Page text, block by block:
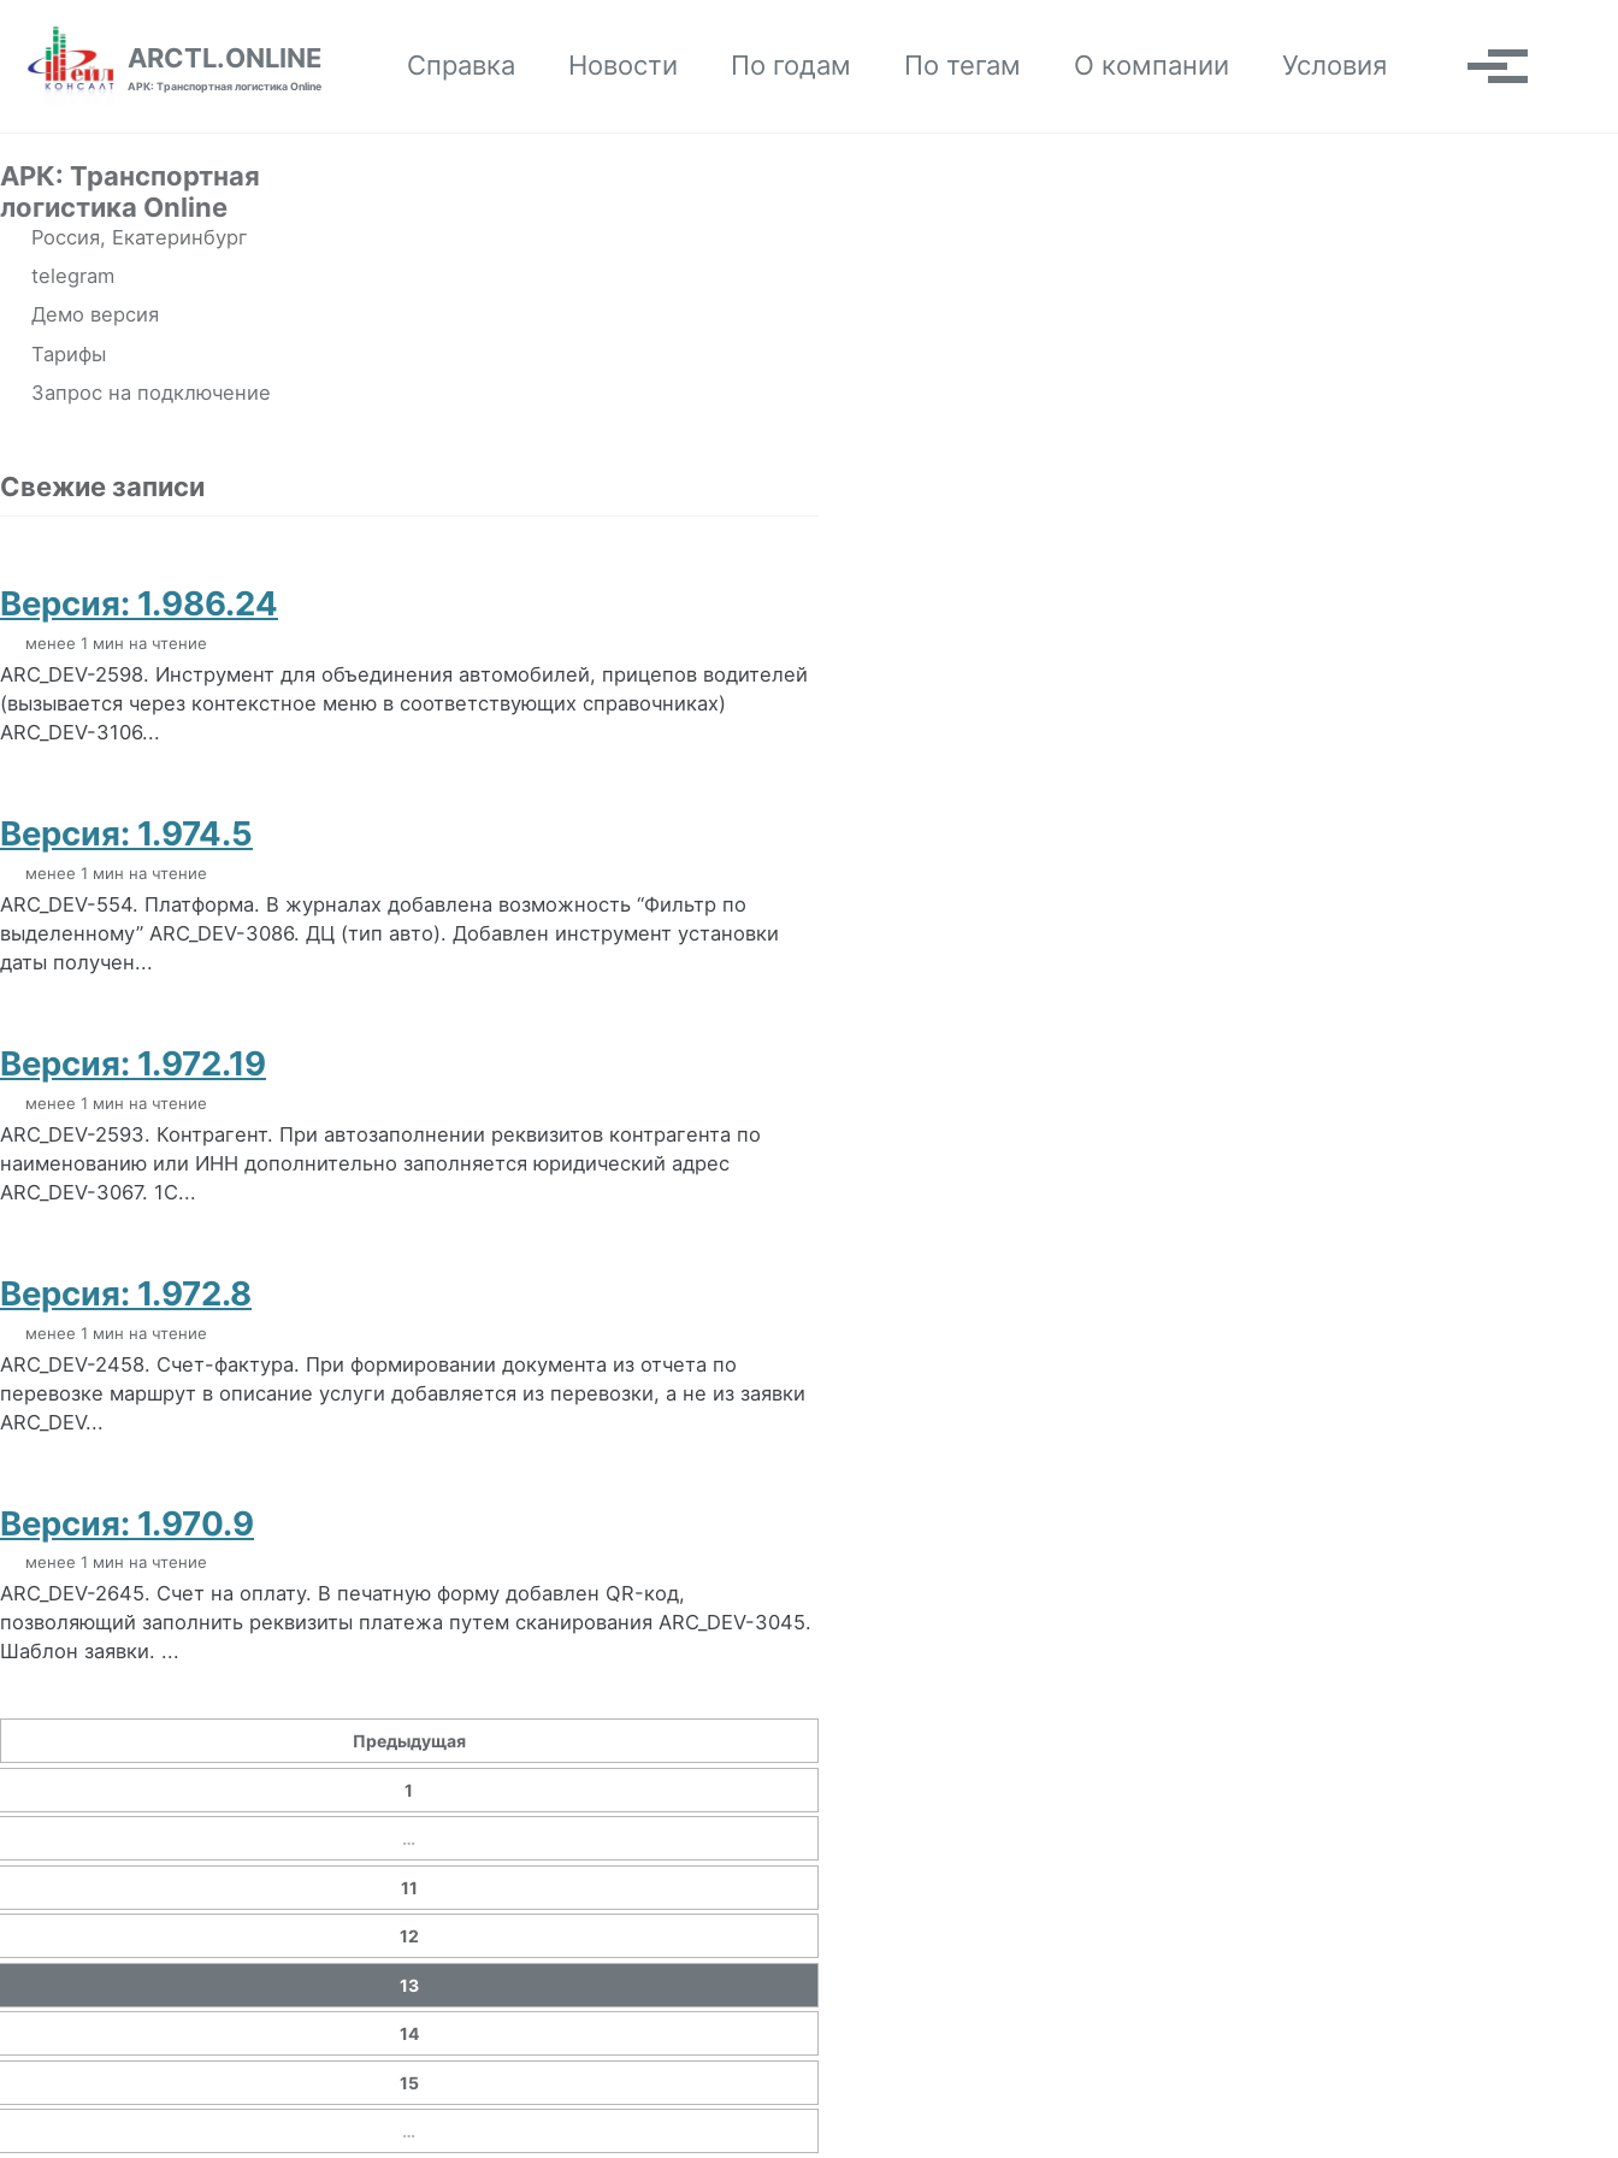
ARCTL.ONLINE
АРК: Транспортная логистика Online
Справка Новости По годам По тегам О компании Условия Toggle search
АРК: Транспортная
логистика Online
Россия, Екатеринбург
telegram
Демо версия
Тарифы
Запрос на подключение
Свежие записи
Версия: 1.986.24
менее 1 мин на чтение
ARC_DEV-2598. Инструмент для объединения автомобилей, прицепов водителей
(вызывается через контекстное меню в соответствующих справочниках)
ARC_DEV-3106...
Версия: 1.974.5
менее 1 мин на чтение
ARC_DEV-554. Платформа. В журналах добавлена возможность “Фильтр по
выделенному” ARC_DEV-3086. ДЦ (тип авто). Добавлен инструмент установки
даты получен...
Версия: 1.972.19
менее 1 мин на чтение
ARC_DEV-2593. Контрагент. При автозаполнении реквизитов контрагента по
наименованию или ИНН дополнительно заполняется юридический адрес
ARC_DEV-3067. 1C...
Версия: 1.972.8
менее 1 мин на чтение
ARC_DEV-2458. Счет-фактура. При формировании документа из отчета по
перевозке маршрут в описание услуги добавляется из перевозки, а не из заявки
ARC_DEV...
Версия: 1.970.9
менее 1 мин на чтение
ARC_DEV-2645. Счет на оплату. В печатную форму добавлен QR-код,
позволяющий заполнить реквизиты платежа путем сканирования ARC_DEV-3045.
Шаблон заявки. ...
Предыдущая
1
…
11
12
13
14
15
…